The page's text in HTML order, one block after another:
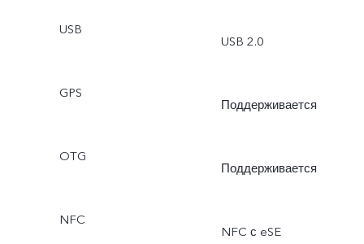
USB
USB 2.0
GPS
Поддерживается
OTG
Поддерживается
NFC
NFC с eSE